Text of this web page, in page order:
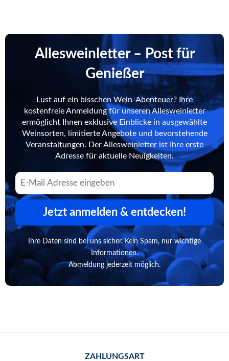
Allesweinletter – Post für
Genießer
Lust auf ein bisschen Wein-Abenteuer? Ihre
kostenfreie Anmeldung für unseren Allesweinletter
ermöglicht Ihnen exklusive Einblicke in ausgewählte
Weinsorten, limitierte Angebote und bevorstehende
Veranstaltungen. Der Allesweinletter ist Ihre erste
Adresse für aktuelle Neuigkeiten.
Jetzt anmelden & entdecken!
Ihre Daten sind bei uns sicher. Kein Spam, nur wichtige
Informationen.
Abmeldung jederzeit möglich.
ZAHLUNGSART